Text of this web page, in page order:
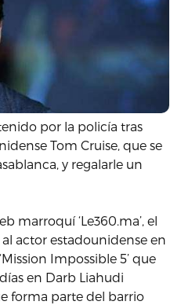
por la policía tras
Tom Cruise, que se
y regalarle un
marroquí ‘Le360.ma’, el
actor estadounidense en
Impossible 5’ que
en Darb Liahudi
forma parte del barrio